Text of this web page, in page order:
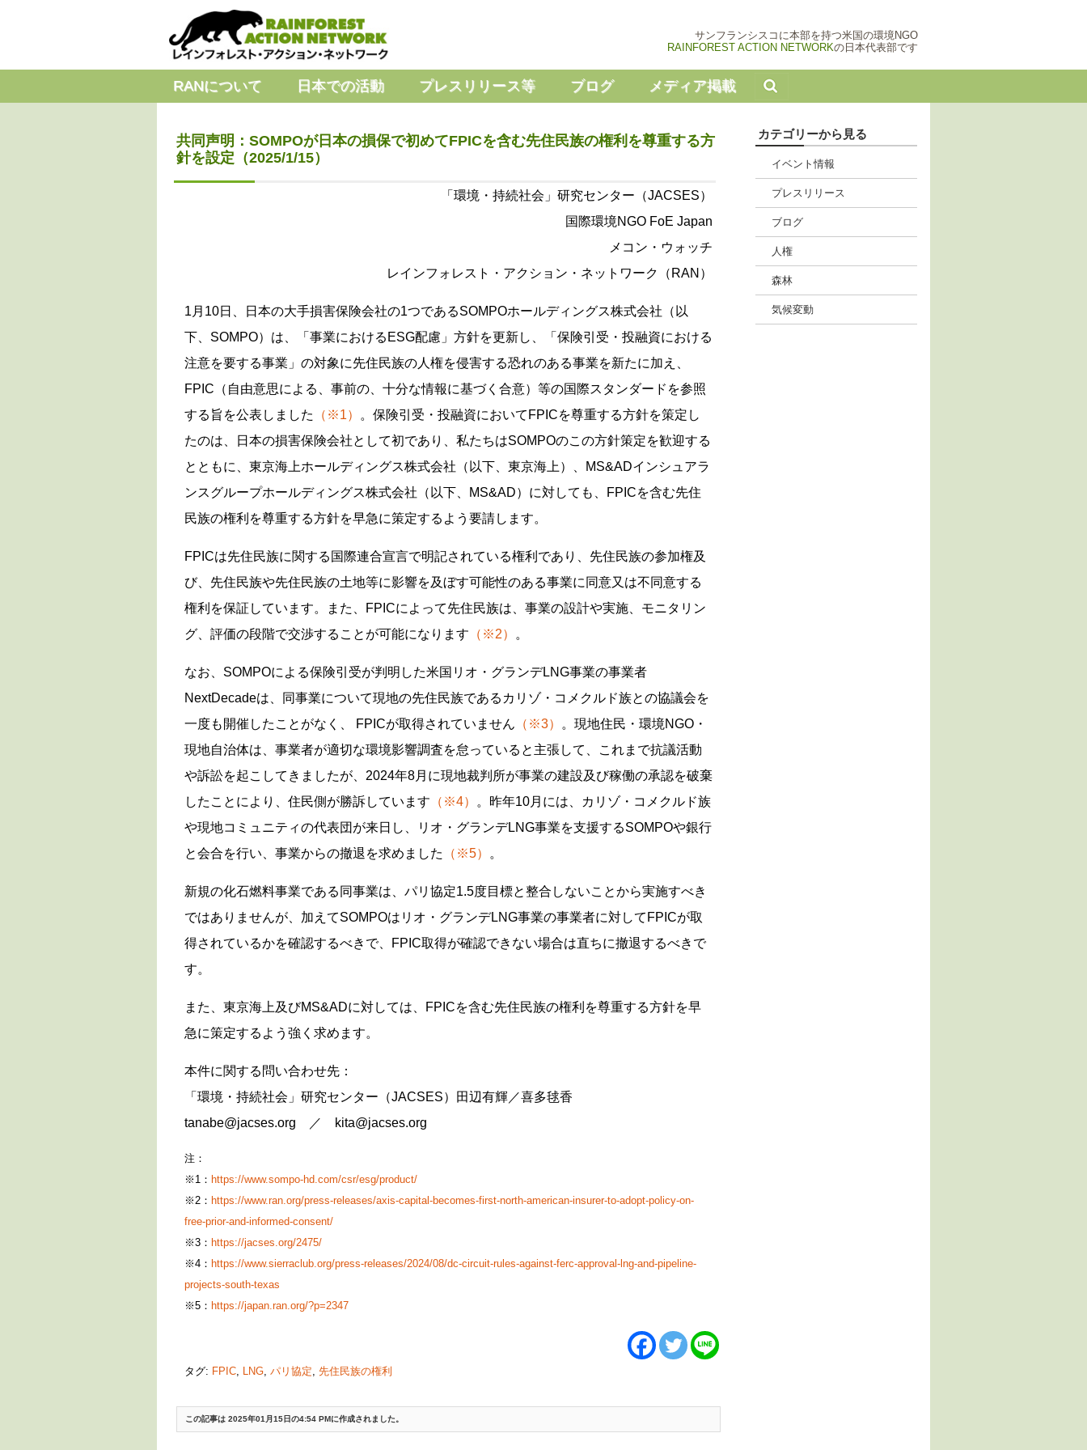
サンフランシスコに本部を持つ米国の環境NGO
RAINFOREST ACTION NETWORKの日本代表部です
RANについて 日本での活動 プレスリリース等 ブログ メディア掲載
共同声明：SOMPOが日本の損保で初めてFPICを含む先住民族の権利を尊重する方
針を設定（2025/1/15）
「環境・持続社会」研究センター（JACSES）
国際環境NGO FoE Japan
メコン・ウォッチ
レインフォレスト・アクション・ネットワーク（RAN）
1月10日、日本の大手損害保険会社の1つであるSOMPOホールディングス株式会社（以
下、SOMPO）は、「事業におけるESG配慮」方針を更新し、「保険引受・投融資における
注意を要する事業」の対象に先住民族の人権を侵害する恐れのある事業を新たに加え、
FPIC（自由意思による、事前の、十分な情報に基づく合意）等の国際スタンダードを参照
する旨を公表しました
（※1）
。保険引受・投融資においてFPICを尊重する方針を策定し
たのは、日本の損害保険会社として初であり、私たちはSOMPOのこの方針策定を歓迎する
とともに、東京海上ホールディングス株式会社（以下、東京海上）、MS&ADインシュアラ
ンスグループホールディングス株式会社（以下、MS&AD）に対しても、FPICを含む先住
民族の権利を尊重する方針を早急に策定するよう要請します。
FPICは先住民族に関する国際連合宣言で明記されている権利であり、先住民族の参加権及
び、先住民族や先住民族の土地等に影響を及ぼす可能性のある事業に同意又は不同意する
権利を保証しています。また、FPICによって先住民族は、事業の設計や実施、モニタリン
グ、評価の段階で交渉することが可能になります （※2） 。
なお、SOMPOによる保険引受が判明した米国リオ・グランデLNG事業の事業者
NextDecadeは、同事業について現地の先住民族であるカリゾ・コメクルド族との協議会を
一度も開催したことがなく、 FPICが取得されていません （※3）
。現地住民・環境NGO・
現地自治体は、事業者が適切な環境影響調査を怠っていると主張して、これまで抗議活動
や訴訟を起こしてきましたが、2024年8月に現地裁判所が事業の建設及び稼働の承認を破棄
したことにより、住民側が勝訴しています （※4）
。昨年10月には、カリゾ・コメクルド族
や現地コミュニティの代表団が来日し、リオ・グランデLNG事業を支援するSOMPOや銀行
と会合を行い、事業からの撤退を求めました
（※5） 。
新規の化石燃料事業である同事業は、パリ協定1.5度目標と整合しないことから実施すべき
ではありませんが、加えてSOMPOはリオ・グランデLNG事業の事業者に対してFPICが取
得されているかを確認するべきで、FPIC取得が確認できない場合は直ちに撤退するべきで
す。
また、東京海上及びMS&ADに対しては、FPICを含む先住民族の権利を尊重する方針を早
急に策定するよう強く求めます。
本件に関する問い合わせ先：
「環境・持続社会」研究センター（JACSES）田辺有輝／喜多毬香
tanabe@jacses.org ／ kita@jacses.org
注：
※1： https://www.sompo-hd.com/csr/esg/product/
※2： https://www.ran.org/press-releases/axis-capital-becomes-first-north-american-insurer-to-adopt-policy-on-
free-prior-and-informed-consent/
※3： https://jacses.org/2475/
※4： https://www.sierraclub.org/press-releases/2024/08/dc-circuit-rules-against-ferc-approval-lng-and-pipeline-
projects-south-texas
※5： https://japan.ran.org/?p=2347
タグ: FPIC, LNG, パリ協定, 先住民族の権利
この記事は 2025年01月15日の4:54 PMに作成されました。
カテゴリーから見る
イベント情報
プレスリリース
ブログ
人権
森林
気候変動